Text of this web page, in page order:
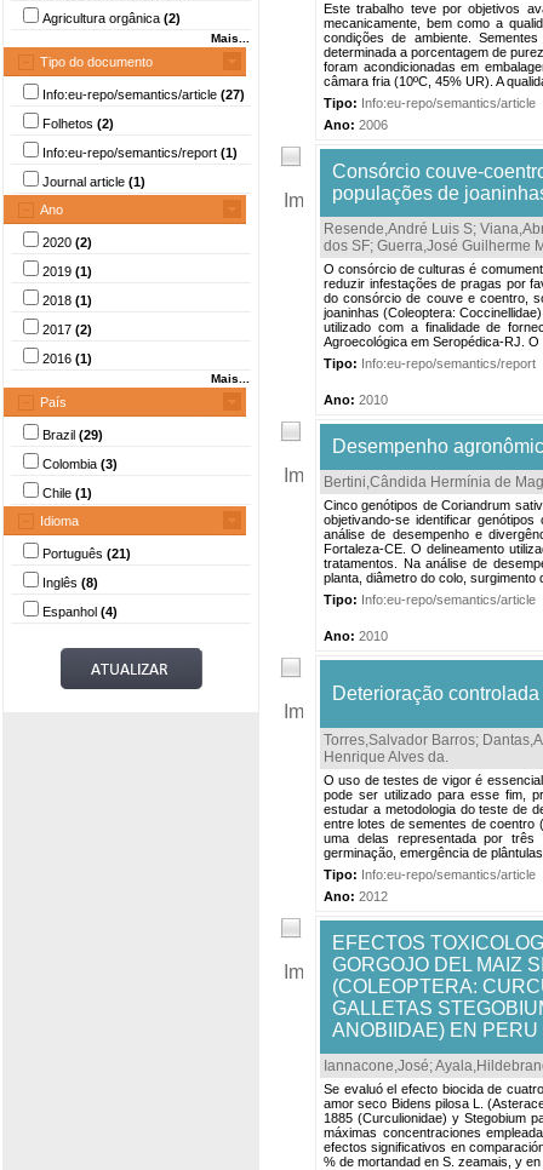
Agricultura orgânica (2)
Mais...
Tipo do documento
Info:eu-repo/semantics/article (27)
Folhetos (2)
Info:eu-repo/semantics/report (1)
Journal article (1)
Ano
2020 (2)
2019 (1)
2018 (1)
2017 (2)
2016 (1)
Mais...
País
Brazil (29)
Colombia (3)
Chile (1)
Idioma
Português (21)
Inglês (8)
Espanhol (4)
Este trabalho teve por objetivos
mecanicamente, bem como a
condições de ambiente.
determinada a porcentagem de
foram acondicionadas em
câmara fria (10ºC, 45% UR). A
Tipo: Info:eu-repo/semantics/article
Ano: 2006
Consórcio couve-
populações de
Resende,André Luis S;
dos SF; Guerra,José Guilherme
O consórcio de culturas é
reduzir infestações de pragas por
do consórcio de couve e coentro,
joaninhas (Coleoptera:
utilizado com a finalidade de
Agroecológica em Seropédica-RJ.
Tipo: Info:eu-repo/semantics/report
Ano: 2010
Desempenho
Bertini,Cândida Hermínia de
Cinco genótipos de Coriandrum
objetivando-se identificar
análise de desempenho e
Fortaleza-CE. O delineamento
tratamentos. Na análise de
planta, diâmetro do colo,
Tipo: Info:eu-repo/semantics/article
Ano: 2010
Deterioração
Torres,Salvador Barros;
Henrique Alves da.
O uso de testes de vigor é
pode ser utilizado para esse fim,
estudar a metodologia do teste de
entre lotes de sementes de coentro
uma delas representada por três
germinação, emergência de
Tipo: Info:eu-repo/semantics/article
Ano: 2012
EFECTOS
GORGOJO DEL MAIZ
(COLEOPTERA:
GALLETAS
ANOBIIDAE) EN PERU
Iannacone,José;
Se evaluó el efecto biocida de
amor seco Bidens pilosa L.
1885 (Curculionidae) y Stegobium
máximas concentraciones
efectos significativos en
% de mortandad en S. zeamais, y